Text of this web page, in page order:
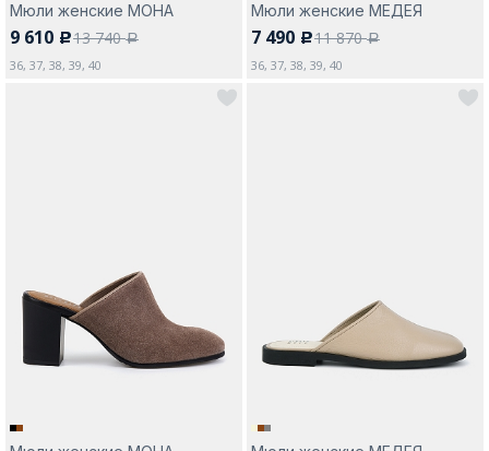
Да, все верно Изменить город
Мюли женские МОНА
9 610 c13 740a
36, 37, 38, 39, 40
Мюли женские МЕДЕЯ
7 490 c11 870a
36, 37, 38, 39, 40